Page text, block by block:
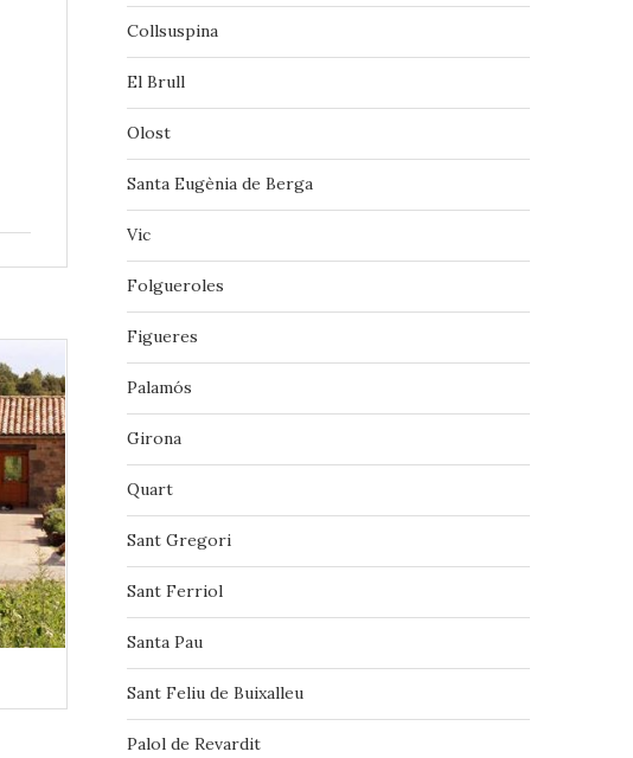
Collsuspina
El Brull
Olost
Santa Eugènia de Berga
Vic
‪‎Folgueroles‬
Figueres
Palamós
Girona
Quart
Sant Gregori
Sant Ferriol
Santa Pau
Sant Feliu de Buixalleu
Palol de Revardit